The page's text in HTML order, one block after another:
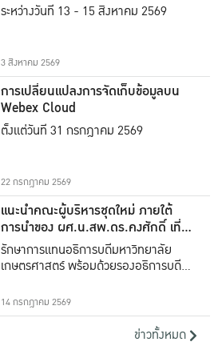
ระหว่างวันที่ 13 - 15 สิงหาคม 2569
3 สิงหาคม 2569
การเปลี่ยนแปลงการจัดเก็บข้อมูลบน
Webex Cloud
ตั้งแต่วันที่ 31 กรกฎาคม 2569
22 กรกฎาคม 2569
แนะนำคณะผู้บริหารชุดใหม่ ภายใต้
การนำของ ผศ.น.สพ.ดร.คงศักดิ์ เที่ยง
ธรรม
รักษาการแทนอธิการบดีมหาวิทยาลัย
เกษตรศาสตร์ พร้อมด้วยรองอธิการบดีทั้ง
14 กรกฎาคม 2569
ข่าวทั้งหมด